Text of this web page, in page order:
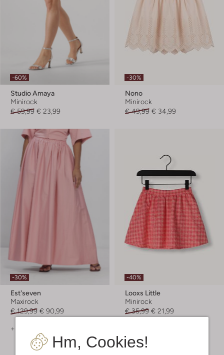
Hm, Cookies!
-60%
Studio Amaya
Minirock
€ 59,99 € 23,99
-30%
Nono
Minirock
€ 49,99 € 34,99
-30%
Est'seven
Maxirock
€ 129,99 € 90,99
+ mehr farben
-40%
Looxs Little
Minirock
€ 35,99 € 21,99